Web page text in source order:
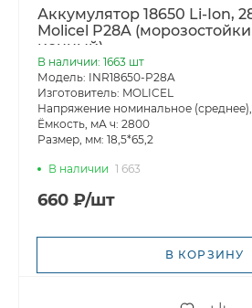
Аккумулятор 18650 Li-Ion,
Molicel P28A
ионный)
В наличии: 1663 шт
Модель: INR18650-P28A
Изготовитель: MOLICEL
Напряжение номинальное
Ёмкость, мА ч: 2800
Размер, мм: 18,5*65,2
В наличии 1 663
660 ₽/шт
В КОРЗИНУ